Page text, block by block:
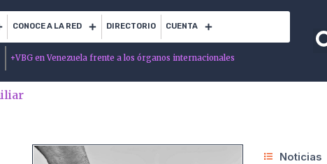
CONOCE A LA RED DIRECTORIO CUENTA
+VBG en Venezuela frente a los órganos internacionales
Noticias